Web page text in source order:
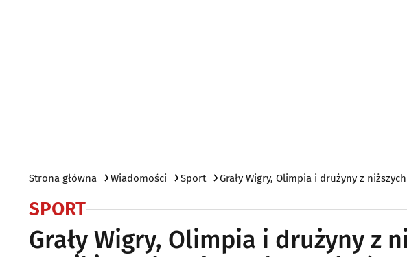
Strona główna Wiadomości Sport Grały Wigry, Olimpia i drużyny z
SPORT
Grały Wigry, Olimpia i drużyny z